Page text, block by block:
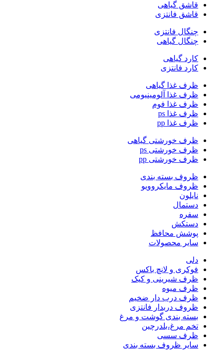
قاشق گیاهی
قاشق فانتزی
چنگال فانتزی
چنگال گیاهی
کارد گیاهی
کارد فانتزی
ظرف غذا گیاهی
ظرف غذا آلومینیومی
ظرف غذا فوم
ظرف غذا ps
ظرف غذا pp
ظرف خورشتی گیاهی
ظرف خورشتی ps
ظرف خورشتی pp
ظروف بسته بندی
ظروف مایکروویو
نایلون
دستمال
سفره
دستکش
پوشش محافظ
سایر محصولات
دلی
فوکری و لانچ باکس
ظرف شیرینی و کیک
ظرف میوه
ظرف درب دار ضخیم
ظروف دربدار فانتزی
بسته بندی گوشت و مرغ
تخم مرغ،بلدرچین
ظرف سسی
سایر ظروف بسته بندی